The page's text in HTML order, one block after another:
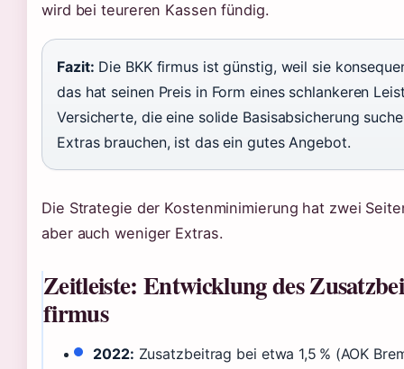
wird bei teureren Kassen fündig.
Fazit: Die BKK firmus ist günstig, weil sie
das hat seinen Preis in Form eines schlankeren
Versicherte, die eine solide Basisabsicherung
Extras brauchen, ist das ein gutes Angebot.
Die Strategie der Kostenminimierung hat zwei
aber auch weniger Extras.
Zeitleiste: Entwicklung des
firmus
2022: Zusatzbeitrag bei etwa 1,5 % (AOK